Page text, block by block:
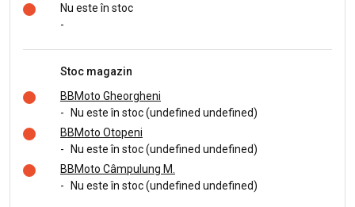
Nu este în stoc
-
Stoc magazin
BBMoto Gheorgheni
-
Nu este în stoc (undefined undefined)
BBMoto Otopeni
-
Nu este în stoc (undefined undefined)
BBMoto Câmpulung M.
-
Nu este în stoc (undefined undefined)